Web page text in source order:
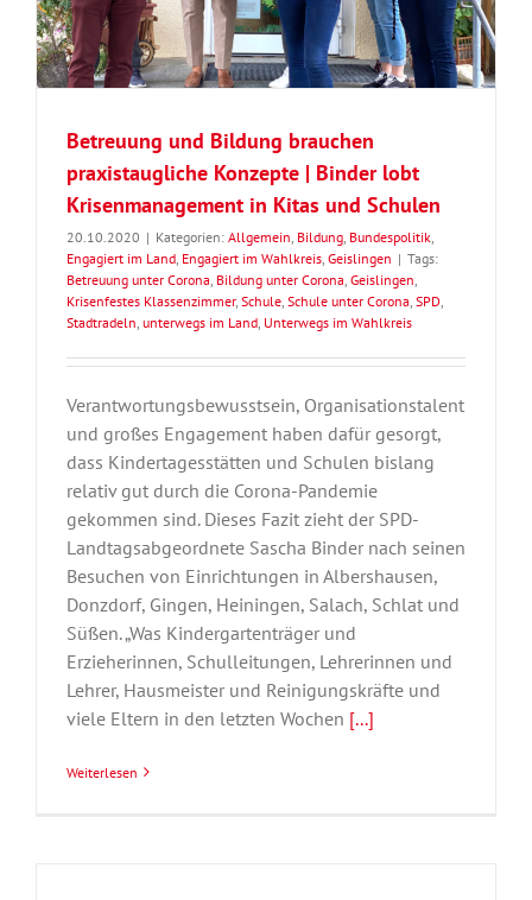
Betreuung und Bildung brauchen
praxistaugliche Konzepte | Binder lobt
Krisenmanagement in Kitas und Schulen
20.10.2020 | Kategorien: Allgemein Bildung Bundespolitik
Engagiert im Land Engagiert im Wahlkreis Geislingen | Tags:
Betreuung unter Corona Bildung unter Corona Geislingen
Krisenfestes Klassenzimmer, Schule Schule unter Corona SPD
Stadtradeln unterwegs im Land Unterwegs im Wahlkreis
Verantwortungsbewusstsein, Organisationstalent
und großes Engagement haben dafür gesorgt,
dass Kindertagesstätten und Schulen bislang
relativ gut durch die Corona-Pandemie
gekommen sind. Dieses Fazit zieht der SPD-
Landtagsabgeordnete Sascha Binder nach seinen
Besuchen von Einrichtungen in Albershausen,
Donzdorf, Gingen, Heiningen, Salach, Schlat und
Süßen. „Was Kindergartenträger und
Erzieherinnen, Schulleitungen, Lehrerinnen und
Lehrer, Hausmeister und Reinigungskräfte und
viele Eltern in den letzten Wochen [...]
Weiterlesen